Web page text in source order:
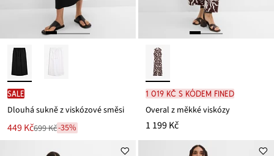
SALE
Dlouhá sukně z viskózové směsi
Nová
cena
449 Kč
Zlevněno699 Kč-35%
1 019 Kč s kódem FINED
Overal z měkké viskózy
1 199 Kč